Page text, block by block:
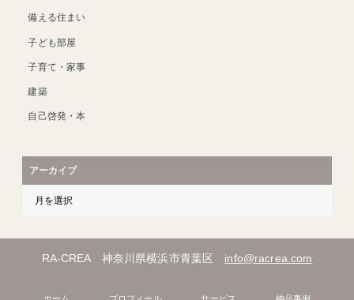
備える住まい
子ども部屋
子育て・家事
建築
自己啓発・本
アーカイブ
RA-CREA 神奈川県横浜市青葉区 info@racrea.com